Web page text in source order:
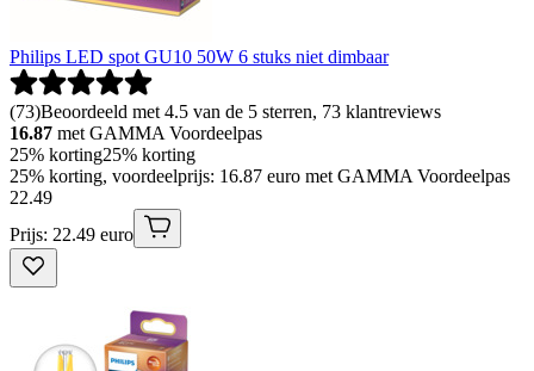
Philips LED spot GU10 50W 6 stuks niet dimbaar
(73)Beoordeeld met 4.5 van de 5 sterren, 73 klantreviews
16.87 met GAMMA Voordeelpas
25% korting25% korting
25% korting, voordeelprijs: 16.87 euro met GAMMA Voordeelpas
22.49
Prijs: 22.49 euro